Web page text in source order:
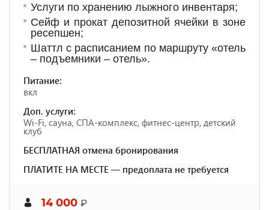
Услуги по хранению лыжного инвентаря;
Сейф и прокат депозитной ячейки в зоне
ресепшен;
Шаттл с расписанием по маршруту «отель
– подъемники – отель».
Питание:
вкл
Доп. услуги:
Wi-Fi, сауна, СПА-комплекс, фитнес-центр, детский
клуб
БЕСПЛАТНАЯ отмена бронирования
ПЛАТИТЕ НА МЕСТЕ — предоплата не требуется
14 000 ₽